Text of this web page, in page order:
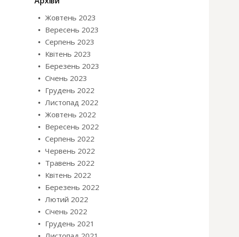
Жовтень 2023
Вересень 2023
Серпень 2023
Квітень 2023
Березень 2023
Січень 2023
Грудень 2022
Листопад 2022
Жовтень 2022
Вересень 2022
Серпень 2022
Червень 2022
Травень 2022
Квітень 2022
Березень 2022
Лютий 2022
Січень 2022
Грудень 2021